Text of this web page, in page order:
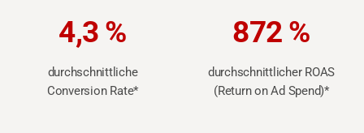
4,3 %
durchschnittliche
Conversion Rate*
872 %
durchschnittlicher ROAS
(Return on Ad Spend)*